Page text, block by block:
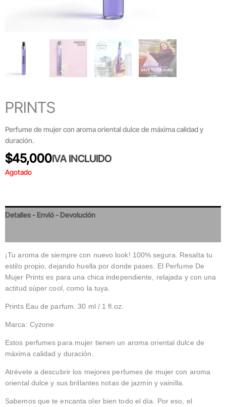
PRINTS
Perfume de mujer con aroma oriental dulce de máxima calidad y
duración.
$45,000IVA INCLUIDO
Agotado
Detalles - Envió - Devolución
¡Tu aroma de siempre con nuevo look! 100% segura. Resalta tu
estilo propio, dejando huella por donde pases. El Perfume De
Mujer Prints es para una chica independiente, relajada y con una
actitud súper cool, como la tuya.
Prints Eau de parfum. 30 ml / 1 fl.oz.
Marca: Cyzone
Estos perfumes para mujer tienen un aroma oriental dulce de
máxima calidad y duración.
Atrévete a descubrir los mejores perfumes de mujer con aroma
oriental dulce y sus brillantes notas de jazmin y vainilla.
Sabemos que te encanta oler bien todo el día. Por eso, el